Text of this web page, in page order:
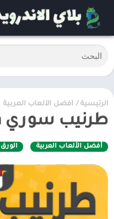
الرئيسية / أفضل الألعاب العربية
طرنيب سوري Tarneeb Syrian
أفضل الألعاب العربية الورق